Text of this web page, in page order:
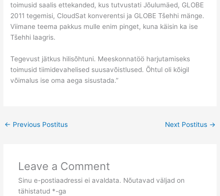
toimusid saalis ettekanded, kus tutvustati Jõulumäed, GLOBE
2011 tegemisi, CloudSat konverentsi ja GLOBE Tšehhi mänge.
Viimane teema pakkus mulle enim pinget, kuna käisin ka ise
Tšehhi laagris.
Tegevust jätkus hilisõhtuni. Meeskonnatöö harjutamiseks
toimusid tiimidevahelised suusavõistlused. Õhtul oli kõigil
võimalus ise oma aega sisustada.”
← Previous Postitus Next Postitus →
Leave a Comment
Sinu e-postiaadressi ei avaldata. Nõutavad väljad on
tähistatud *-ga